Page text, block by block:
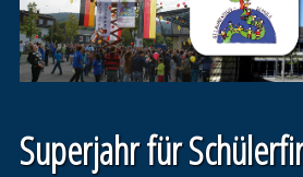
Superjahr für